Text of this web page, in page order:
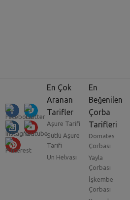
En Çok
Aranan
Tarifler
Aşure Tarifi
Sütlü Aşure
Tarifi
Un Helvası
En
Beğenilen
Çorba
Tarifleri
Domates
Çorbası
Yayla
Çorbası
İşkembe
Çorbası